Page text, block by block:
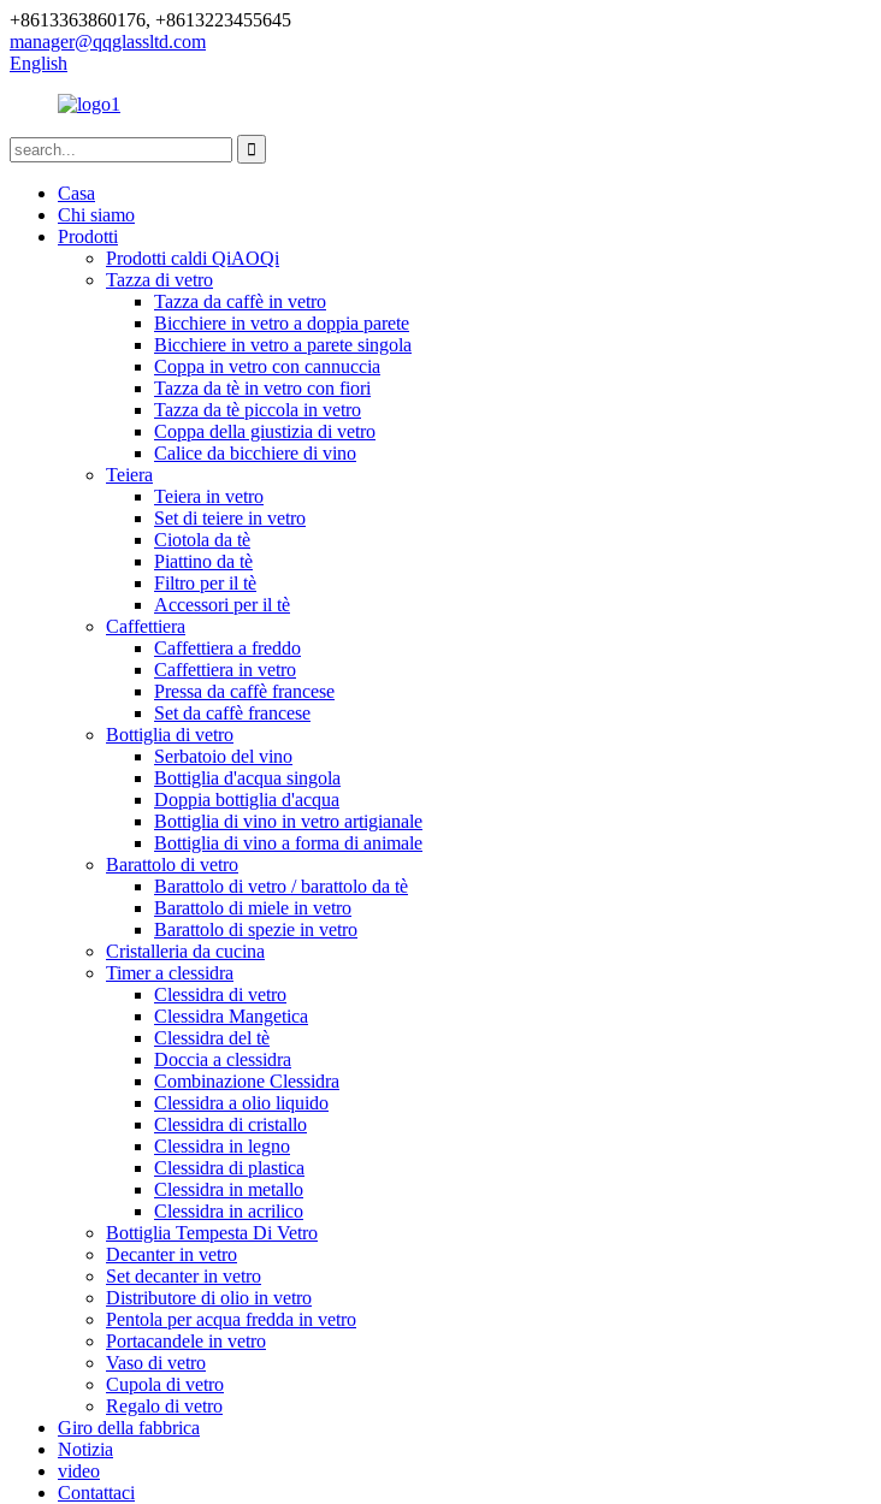
+8613363860176, +8613223455645
manager@qqglassltd.com
English
Casa
Chi siamo
Prodotti
Prodotti caldi QiAOQi
Tazza di vetro
Tazza da caffè in vetro
Bicchiere in vetro a doppia parete
Bicchiere in vetro a parete singola
Coppa in vetro con cannuccia
Tazza da tè in vetro con fiori
Tazza da tè piccola in vetro
Coppa della giustizia di vetro
Calice da bicchiere di vino
Teiera
Teiera in vetro
Set di teiere in vetro
Ciotola da tè
Piattino da tè
Filtro per il tè
Accessori per il tè
Caffettiera
Caffettiera a freddo
Caffettiera in vetro
Pressa da caffè francese
Set da caffè francese
Bottiglia di vetro
Serbatoio del vino
Bottiglia d'acqua singola
Doppia bottiglia d'acqua
Bottiglia di vino in vetro artigianale
Bottiglia di vino a forma di animale
Barattolo di vetro
Barattolo di vetro / barattolo da tè
Barattolo di miele in vetro
Barattolo di spezie in vetro
Cristalleria da cucina
Timer a clessidra
Clessidra di vetro
Clessidra Mangetica
Clessidra del tè
Doccia a clessidra
Combinazione Clessidra
Clessidra a olio liquido
Clessidra di cristallo
Clessidra in legno
Clessidra di plastica
Clessidra in metallo
Clessidra in acrilico
Bottiglia Tempesta Di Vetro
Decanter in vetro
Set decanter in vetro
Distributore di olio in vetro
Pentola per acqua fredda in vetro
Portacandele in vetro
Vaso di vetro
Cupola di vetro
Regalo di vetro
Giro della fabbrica
Notizia
video
Contattaci